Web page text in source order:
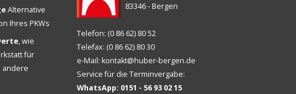
Alternative
Ihres PKWs
, wie
für
andere
83346 - Bergen
Telefon: (0 86 62) 80 52
Telefax: (0 86 62) 80 30
e-Mail: kontakt@huber-bergen.de
Service für die Terminvergabe:
WhatsApp: 0151 - 56 93 02 15